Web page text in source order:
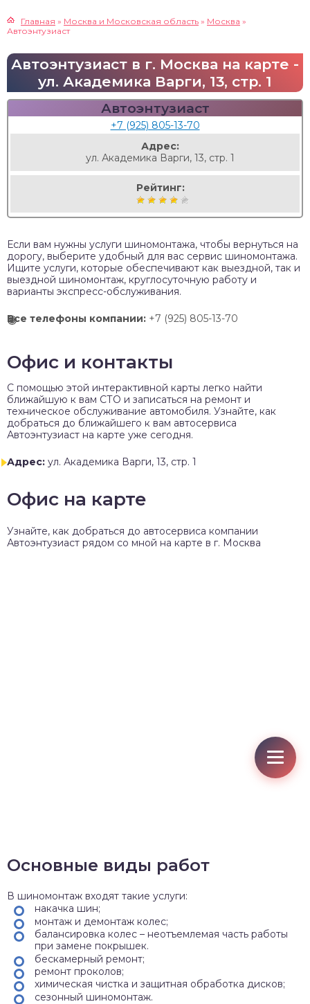
Главная » Москва и Московская область » Москва »
Автоэнтузиаст
Автоэнтузиаст в г. Москва на карте -
ул. Академика Варги, 13, стр. 1
Автоэнтузиаст
+7 (925) 805-13-70
Адрес:
ул. Академика Варги, 13, стр. 1
Рейтинг:
Если вам нужны услуги шиномонтажа, чтобы вернуться на
дорогу, выберите удобный для вас сервис шиномонтажа.
Ищите услуги, которые обеспечивают как выездной, так и
выездной шиномонтаж, круглосуточную работу и
варианты экспресс-обслуживания.
Все телефоны компании: +7 (925) 805-13-70
Офис и контакты
C помощью этой интерактивной карты легко найти
ближайшую к вам СТО и записаться на ремонт и
техническое обслуживание автомобиля. Узнайте, как
добраться до ближайшего к вам автосервиса
Автоэнтузиаст на карте уже сегодня.
Адрес: ул. Академика Варги, 13, стр. 1
Офис на карте
Узнайте, как добраться до автосервиса компании
Автоэнтузиаст рядом со мной на карте в г. Москва
Основные виды работ
В шиномонтаж входят такие услуги:
накачка шин;
монтаж и демонтаж колес;
балансировка колес – неотъемлемая часть работы
при замене покрышек.
бескамерный ремонт;
ремонт проколов;
химическая чистка и защитная обработка дисков;
сезонный шиномонтаж.